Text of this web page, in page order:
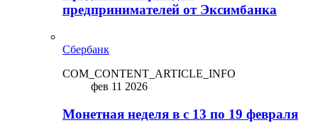
предпринимателей от Эксимбанка
Сбербанк
COM_CONTENT_ARTICLE_INFO
фев 11 2026
Монетная неделя в с 13 по 19 февраля